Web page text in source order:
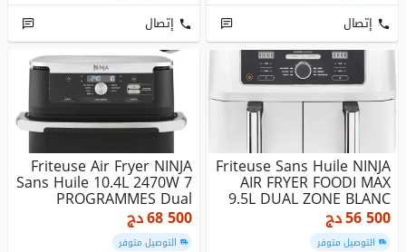
إتصال إتصال
Friteuse Sans Huile NINJA
AIR FRYER FOODI MAX
9.5L DUAL ZONE BLANC
56 500دج
التوصيل متوفر
Friteuse Air Fryer NINJA
Sans Huile 10.4L 2470W 7
PROGRAMMES Dual
Zone...
68 500دج
التوصيل متوفر